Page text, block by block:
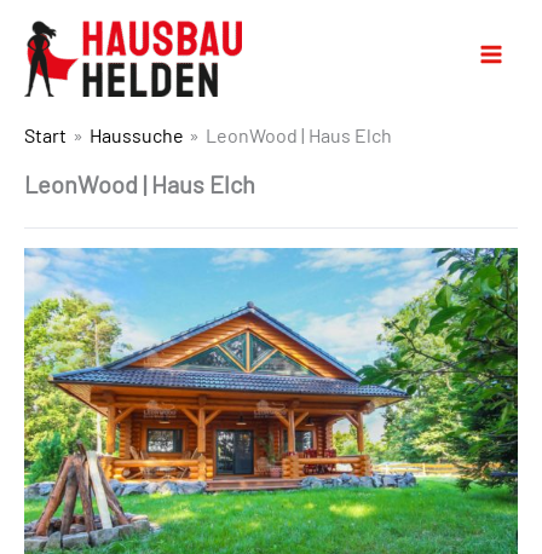
Start Haussuche LeonWood | Haus Elch
LeonWood | Haus Elch